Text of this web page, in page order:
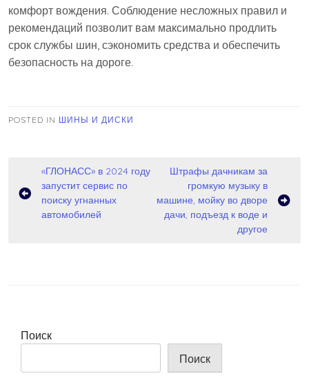
комфорт вождения. Соблюдение несложных правил и
рекомендаций позволит вам максимально продлить
срок службы шин, сэкономить средства и обеспечить
безопасность на дороге.
POSTED IN ШИНЫ И ДИСКИ
Навигация
по
записям
«ГЛОНАСС» в 2024 году
запустит сервис по
поиску угнанных
автомобилей
Штрафы дачникам за
громкую музыку в
машине, мойку во дворе
дачи, подъезд к воде и
другое
Поиск
Поиск